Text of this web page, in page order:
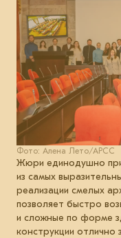
Фото: Алена Лето/АРСС
Жюри единодушно
из самых
реализации смелых
позволяет быстро
и сложные по форме
конструкции отлично